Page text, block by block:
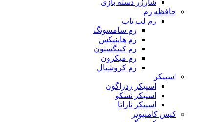
شارژر دسته بازی
حافظه رم
رم لپ تاپ
رم سامسونگ
رم هاینیکس
رم کینگستون
رم میکرون
رم کروشیال
اسپیکر
اسپیکر ردراگون
اسپیکر تسکو
اسپیکر تازاتا
کیس کامپیوتر